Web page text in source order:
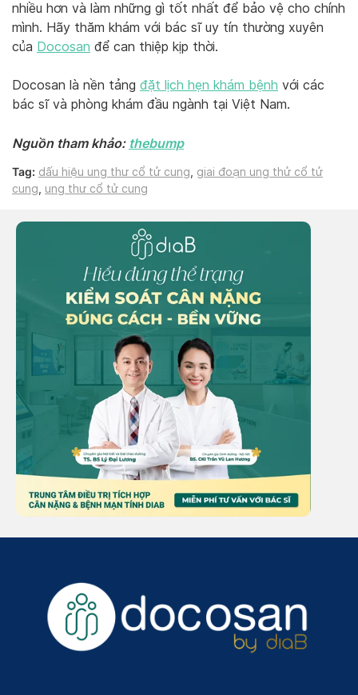
nhiều hơn và làm những gì tốt nhất để bảo vệ cho chính
mình. Hãy thăm khám với bác sĩ uy tín thường xuyên
của Docosan để can thiệp kịp thời.
Docosan là nền tảng đặt lịch hẹn khám bệnh với các
bác sĩ và phòng khám đầu ngành tại Việt Nam.
Nguồn tham khảo: thebump
Tag: dấu hiệu ung thư cổ tử cung
giai đoạn ung thử cổ tử
cung
ung thư cổ tử cung